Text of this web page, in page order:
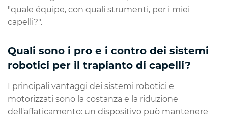
"quale équipe, con quali strumenti, per i miei
capelli?".
Quali sono i pro e i contro dei sistemi
robotici per il trapianto di capelli?
I principali vantaggi dei sistemi robotici e
motorizzati sono la costanza e la riduzione
dell'affaticamento: un dispositivo può mantenere